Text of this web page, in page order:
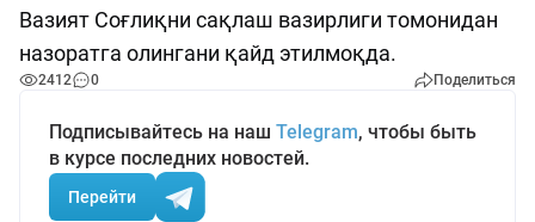
Вазият Соғлиқни сақлаш вазирлиги томонидан
назоратга олингани қайд этилмоқда.
2412 0 Поделиться
Подписывайтесь на наш Telegram, чтобы быть
в курсе последних новостей.
Перейти